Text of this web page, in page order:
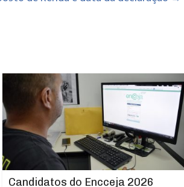
Candidatos do Encceja 2026